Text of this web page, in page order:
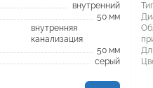
внутренний
50 мм
внутренняя
канализация
50 мм
серый